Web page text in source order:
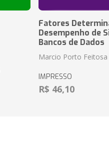
Fatores
Desempenho de
Bancos de Dados
Marcio Porto Feitosa
IMPRESSO
R$ 46,10